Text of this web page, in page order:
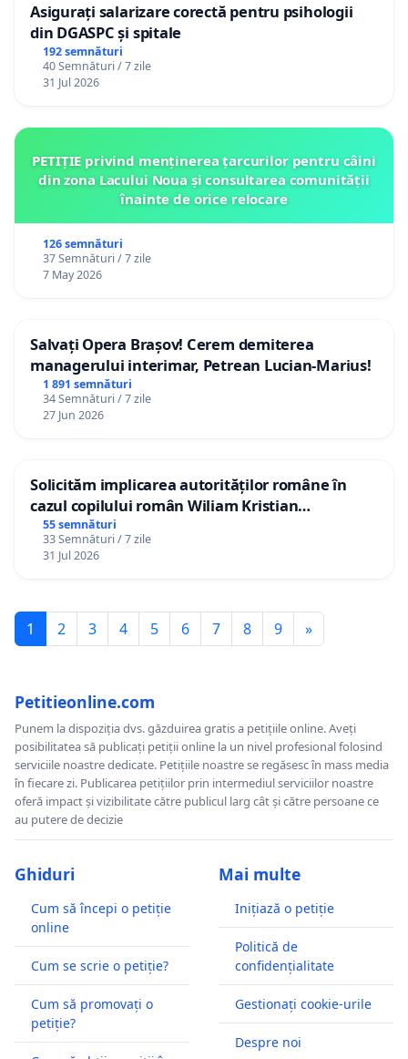
Asigurați salarizare corectă pentru psihologii
din DGASPC și spitale
192 semnături
40 Semnături / 7 zile
31 Jul 2026
PETIȚIE privind menținerea țarcurilor pentru câini
din zona Lacului Noua și consultarea comunității
înainte de orice relocare
126 semnături
37 Semnături / 7 zile
7 May 2026
Salvați Opera Brașov! Cerem demiterea
managerului interimar, Petrean Lucian-Marius!
1 891 semnături
34 Semnături / 7 zile
27 Jun 2026
Solicităm implicarea autorităților române în
cazul copilului român Wiliam Kristian
Gheorghe, aflat în plasament în Danemarca de
12 ani
55 semnături
33 Semnături / 7 zile
31 Jul 2026
1 2 3 4 5 6 7 8 9 »
Petitieonline.com
Punem la dispoziția dvs. găzduirea gratis a petițiile online. Aveți
posibilitatea să publicați petiții online la un nivel profesional folosind
serviciile noastre dedicate. Petițiile noastre se regăsesc în mass media
în fiecare zi. Publicarea petițiilor prin intermediul serviciilor noastre
oferă impact și vizibilitate către publicul larg cât și către persoane ce
au putere de decizie
Ghiduri
Cum să începi o petiție
online
Cum se scrie o petiție?
Cum să promovați o
petiție?
Mai multe
Inițiază o petiție
Politică de
confidențialitate
Gestionați cookie-urile
Despre noi